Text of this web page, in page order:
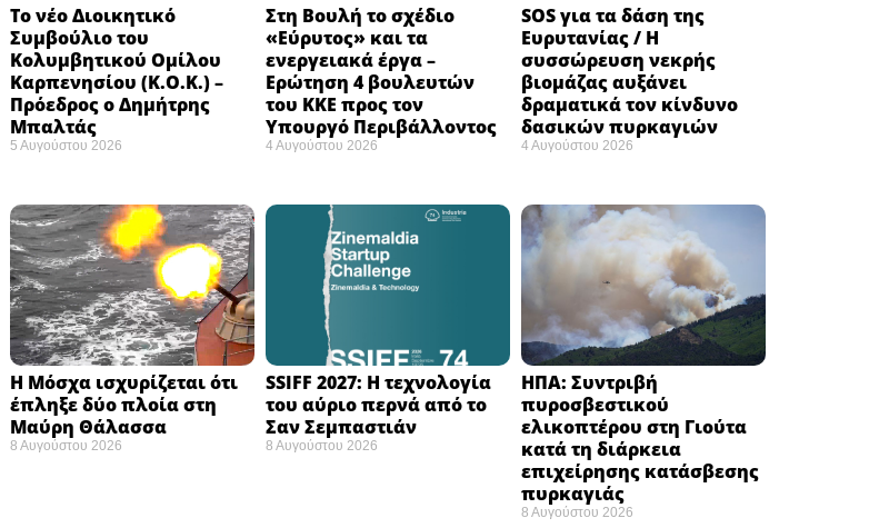
Το νέο Διοικητικό
Συμβούλιο του
Κολυμβητικού Ομίλου
Καρπενησίου (Κ.Ο.Κ.) –
Πρόεδρος ο Δημήτρης
Μπαλτάς
5 Αυγούστου 2026
Στη Βουλή το σχέδιο
«Εύρυτος» και τα
ενεργειακά έργα –
Ερώτηση 4 βουλευτών
του ΚΚΕ προς τον
Υπουργό Περιβάλλοντος
4 Αυγούστου 2026
SOS για τα δάση της
Ευρυτανίας / Η
συσσώρευση νεκρής
βιομάζας αυξάνει
δραματικά τον κίνδυνο
δασικών πυρκαγιών
4 Αυγούστου 2026
Η Μόσχα ισχυρίζεται ότι
έπληξε δύο πλοία στη
Μαύρη Θάλασσα ​
8 Αυγούστου 2026
SSIFF 2027: Η τεχνολογία
του αύριο περνά από το
Σαν Σεμπαστιάν ​
8 Αυγούστου 2026
ΗΠΑ: Συντριβή
πυροσβεστικού
ελικοπτέρου στη Γιούτα
κατά τη διάρκεια
επιχείρησης κατάσβεσης
πυρκαγιάς ​
8 Αυγούστου 2026